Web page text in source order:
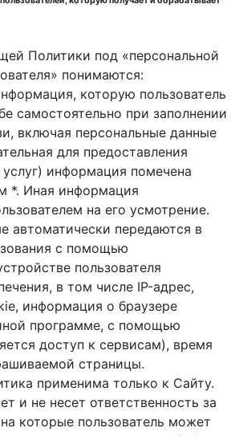
Политики под «персональной
понимаются:
которую пользователь
самостоятельно при заполнении
включая персональные данные
для предоставления
информация помечена
*. Иная информация
на его усмотрение.
автоматически передаются в
с помощью
пользователя
в том числе IP-адрес,
информация о браузере
программе, с помощью
доступ к cервисам), время
страницы.
применима только к Сайту.
и не несет ответственность за
которые пользователь может